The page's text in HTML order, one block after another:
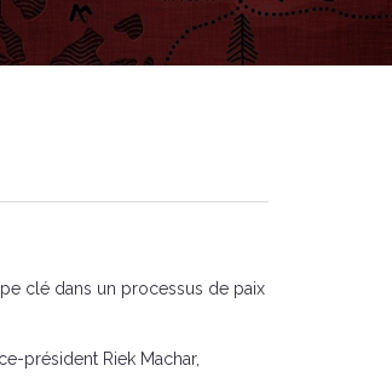
clé dans un processus de paix
président Riek Machar,